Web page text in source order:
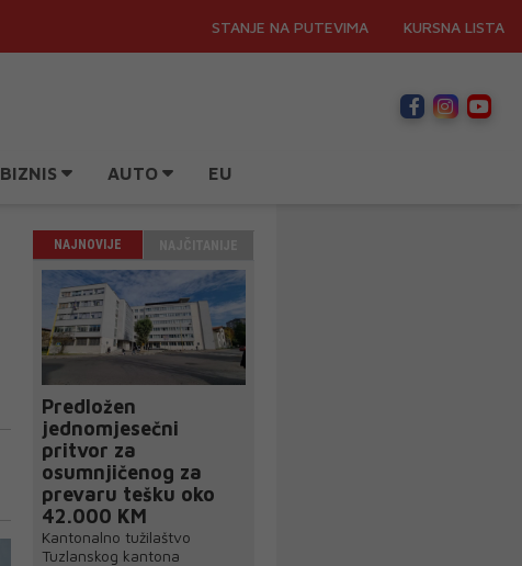
STANJE NA PUTEVIMA KURSNA LISTA
BIZNIS AUTO EU
NAJNOVIJE
Predložen
jednomjesečni
pritvor za
osumnjičenog za
prevaru tešku oko
42.000 KM
Kantonalno tužilaštvo
Tuzlanskog kantona